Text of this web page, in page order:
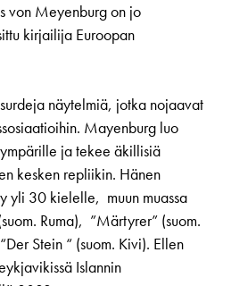
von Meyenburg on jo
kirjailija Euroopan
näytelmiä, jotka nojaavat
Mayenburg luo
ja tekee äkillisiä
kesken repliikin. Hänen
yli 30 kielelle, muun muassa
Ruma), ”Märtyrer” (suom.
Stein “ (suom. Kivi). Ellen
Islannin